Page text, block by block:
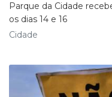
Parque da Cidade
os dias 14 e 16
Cidade